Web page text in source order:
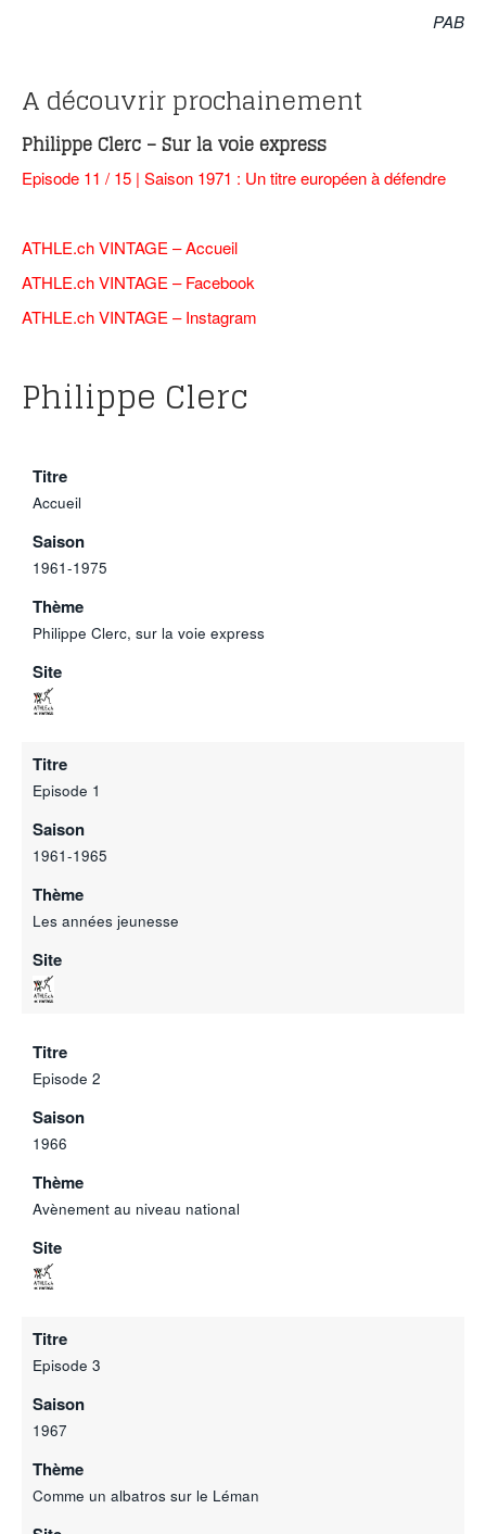
PAB
A découvrir prochainement
Philippe Clerc – Sur la voie express
Episode 11 / 15 | Saison 1971 : Un titre européen à défendre
ATHLE.ch VINTAGE – Accueil
ATHLE.ch VINTAGE – Facebook
ATHLE.ch VINTAGE – Instagram
Philippe Clerc
Titre
Accueil
Saison
1961-1975
Thème
Philippe Clerc, sur la voie express
Site
Titre
Episode 1
Saison
1961-1965
Thème
Les années jeunesse
Site
Titre
Episode 2
Saison
1966
Thème
Avènement au niveau national
Site
Titre
Episode 3
Saison
1967
Thème
Comme un albatros sur le Léman